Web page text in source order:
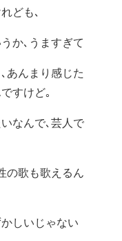
ども､
か､うますぎて
あんまり感じた
すけど｡
なんで､芸人で
の歌も歌えるん
しいじゃない